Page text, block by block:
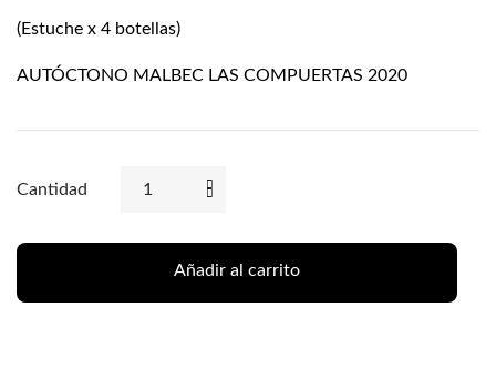
(Estuche x 4 botellas)
AUTÓCTONO MALBEC LAS COMPUERTAS 2020
Cantidad
Añadir al carrito